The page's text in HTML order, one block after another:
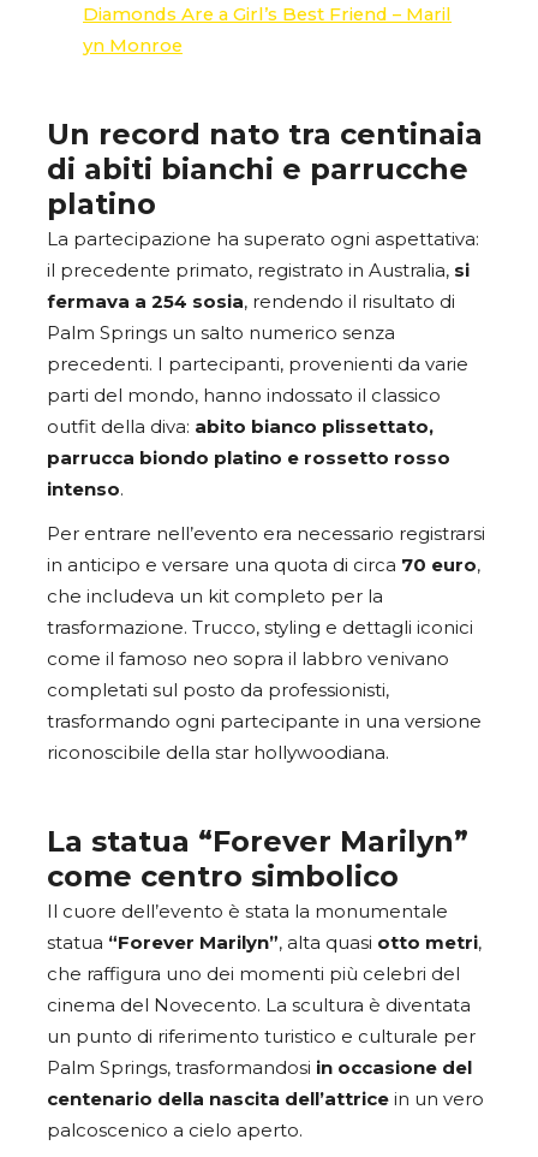
Diamonds Are a Girl’s Best Friend – Maril
yn Monroe
Un record nato tra centinaia
di abiti bianchi e parrucche
platino
La partecipazione ha superato ogni aspettativa:
il precedente primato, registrato in Australia, si
fermava a 254 sosia, rendendo il risultato di
Palm Springs un salto numerico senza
precedenti. I partecipanti, provenienti da varie
parti del mondo, hanno indossato il classico
outfit della diva: abito bianco plissettato,
parrucca biondo platino e rossetto rosso
intenso.
Per entrare nell’evento era necessario registrarsi
in anticipo e versare una quota di circa 70 euro,
che includeva un kit completo per la
trasformazione. Trucco, styling e dettagli iconici
come il famoso neo sopra il labbro venivano
completati sul posto da professionisti,
trasformando ogni partecipante in una versione
riconoscibile della star hollywoodiana.
La statua “Forever Marilyn”
come centro simbolico
Il cuore dell’evento è stata la monumentale
statua “Forever Marilyn”, alta quasi otto metri,
che raffigura uno dei momenti più celebri del
cinema del Novecento. La scultura è diventata
un punto di riferimento turistico e culturale per
Palm Springs, trasformandosi in occasione del
centenario della nascita dell’attrice in un vero
palcoscenico a cielo aperto.